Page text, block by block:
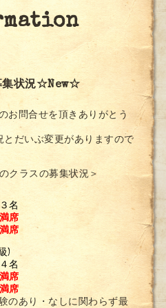
集状況☆New☆
お問合せを頂きありがとう
とだいぶ変更がありますので
クラスの募集状況＞
名
満席
満席
)
名
満席
満席
のあり・なしに関わらず最